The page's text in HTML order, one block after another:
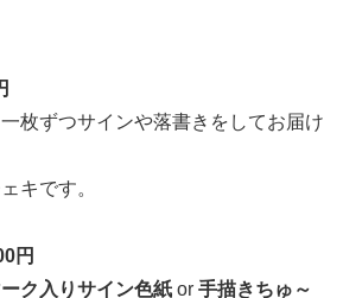
枚ずつサインや落書きをしてお届け
キです。
円
ク入りサイン色紙 or 手描きちゅ～